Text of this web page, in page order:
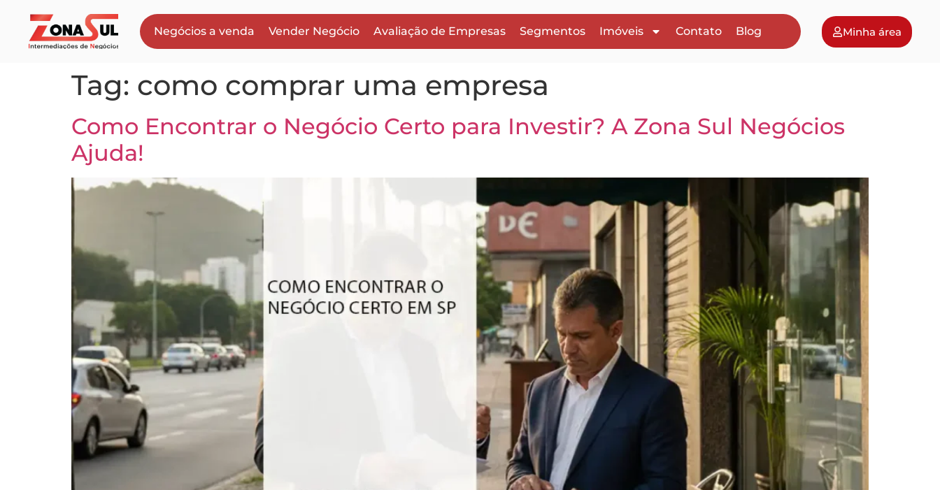
Negócios a venda Vender Negócio Avaliação de Empresas Segmentos Imóveis Contato Blog Minha área
Tag: como comprar uma empresa
Como Encontrar o Negócio Certo para Investir? A Zona Sul Negócios
Ajuda!